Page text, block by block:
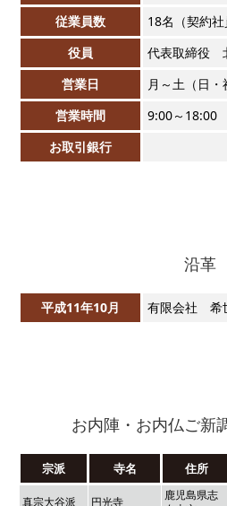
従業員数
18名（契約社
役員
代表取締役
営業日
月～土（日・
営業時間
9:00～18:00
お取引銀行
沿革
平成11年10月 有限会社 希
お内陣・お内仏ご新
宗派 寺名 住所
真宗大谷派 円光寺
鹿児島県志